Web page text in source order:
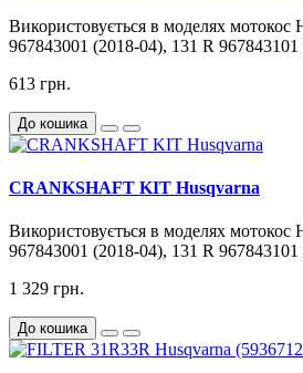
Використовується в моделях мотокос
967843001 (2018-04), 131 R
613 грн.
До кошика
CRANKSHAFT KIT Husqvarna
Використовується в моделях мотокос
967843001 (2018-04), 131 R
1 329 грн.
До кошика